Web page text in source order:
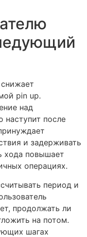
pin up.
над
наступит после
и задерживать
хода повышает
операциях.
период и
продолжать ли
на потом.
шагах